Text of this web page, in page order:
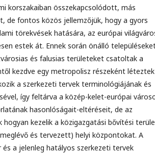
korszakaiban összekapcsolódott, más
de fontos közös jellemzőjük, hogy a gyors
törekvések hatására, az európai
estek át. Ennek során önálló
és falusias területeket csatoltak a
kezdve egy metropolisz részeként léteztek
a szerkezeti tervek terminológiájának és
így feltárva a közép-kelet-európai
hasonlóságait-eltéréseit, de az
hogyan kezelik a közigazgatási bővítési
és tervezett) helyi központokat. A
a jelenleg hatályos szerkezeti tervek